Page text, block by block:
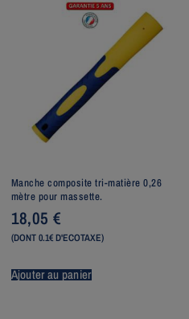
Manche composite tri-matière 0,26
mètre pour massette.
18,05 €
(DONT 0.1€ D'ECOTAXE)
Ajouter au panier